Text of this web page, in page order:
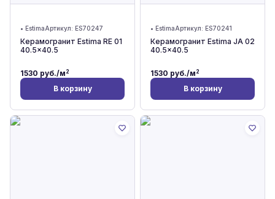
• EstimaАртикул: ES70247
Керамогранит Estima RE 01
40.5x40.5
1530 руб./м2
В корзину
• EstimaАртикул: ES70241
Керамогранит Estima JA 02
40.5x40.5
1530 руб./м2
В корзину